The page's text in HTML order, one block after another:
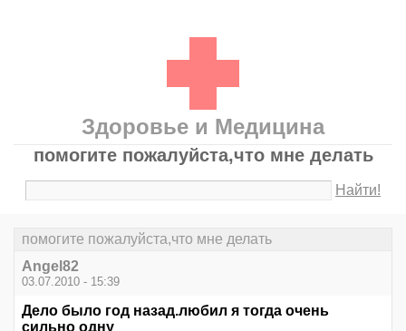
Здоровье и Медицина
помогите пожалуйста,что мне делать
Найти!
помогите пожалуйста,что мне делать
Angel82
03.07.2010 - 15:39
Дело было год назад.любил я тогда очень
сильно одну